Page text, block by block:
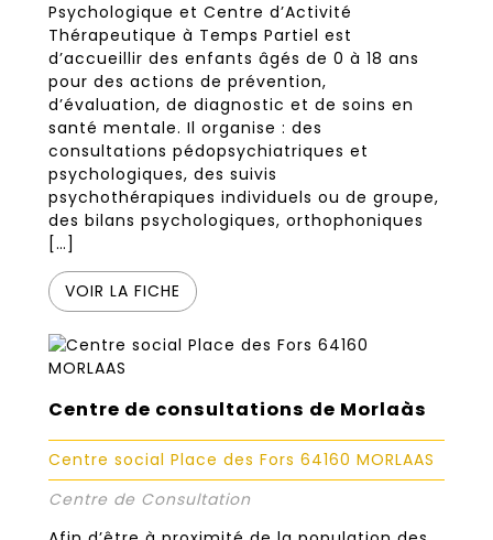
Psychologique et Centre d’Activité
Thérapeutique à Temps Partiel est
d’accueillir des enfants âgés de 0 à 18 ans
pour des actions de prévention,
d’évaluation, de diagnostic et de soins en
santé mentale. Il organise : des
consultations pédopsychiatriques et
psychologiques, des suivis
psychothérapiques individuels ou de groupe,
des bilans psychologiques, orthophoniques
[…]
VOIR LA FICHE
Centre de consultations de Morlaàs
Centre social Place des Fors 64160 MORLAAS
Centre de Consultation